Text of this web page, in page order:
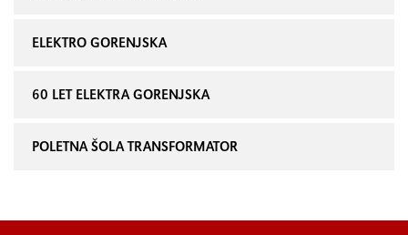
ELEKTRO GORENJSKA
60 LET ELEKTRA GORENJSKA
POLETNA ŠOLA TRANSFORMATOR